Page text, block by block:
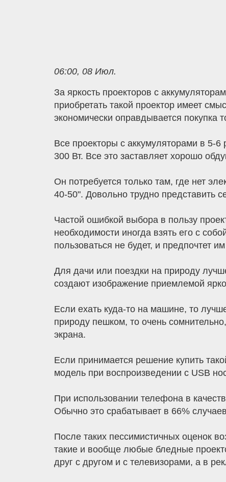
06:00, 08 Июл.
За яркость проекторов с
приобретать такой проектор имеет
экономически оправдывается
Все проекторы с аккумуляторами в 5-6
300 Вт. Все это заставляет хорошо
Он потребуется только там, где нет
40-50". Довольно трудно представить
Частой ошибкой выбора в пользу
необходимости иногда взять его с
пользоваться не будет, и предпочтет
Для дачи или поездки на природу
создают изображение приемлемой
Если ехать куда-то на машине, то
природу пешком, то очень
экрана.
Если принимается решение купить
модель при воспроизведении с USB
При использовании телефона в
Обычно это срабатывает в 66%
После таких пессимистичных оценок
такие и вообще любые бледные
друг с другом и с телевизорами, а в